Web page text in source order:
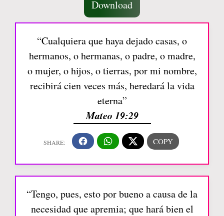
Download
“Cualquiera que haya dejado casas, o
hermanos, o hermanas, o padre, o madre,
o mujer, o hijos, o tierras, por mi nombre,
recibirá cien veces más, heredará la vida
eterna”
Mateo 19:29
“Tengo, pues, esto por bueno a causa de la
necesidad que apremia; que hará bien el